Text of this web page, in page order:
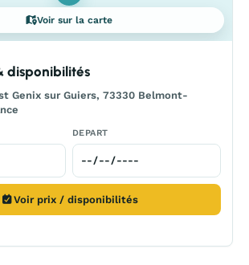
Voir sur la carte
disponibilités
Genix sur Guiers, 73330 Belmont-
DEPART
Voir prix / disponibilités